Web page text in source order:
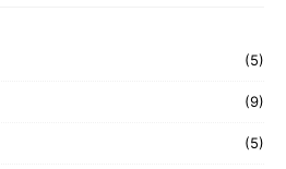
(5)
(9)
(5)